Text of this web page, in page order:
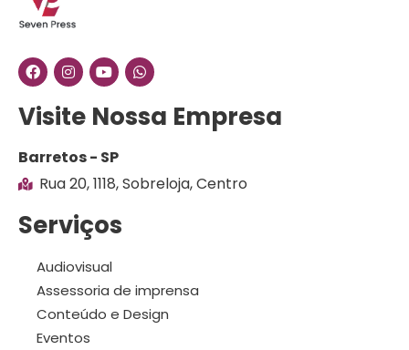
Visite Nossa Empresa
Barretos - SP
Rua 20, 1118, Sobreloja, Centro
Serviços
Audiovisual
Assessoria de imprensa
Conteúdo e Design
Eventos